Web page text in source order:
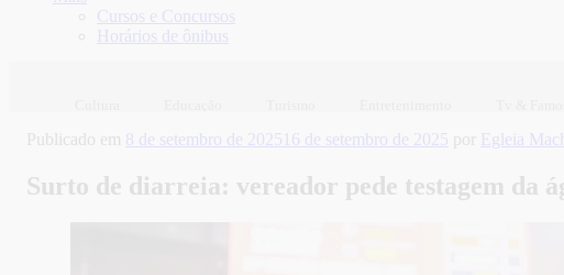
Cursos e Concursos
Horários de ônibus
Publicado em 8 de setembro de 2025 16 de setembro de 2025 por Egleia
Surto de diarreia: vereador pede testagem da